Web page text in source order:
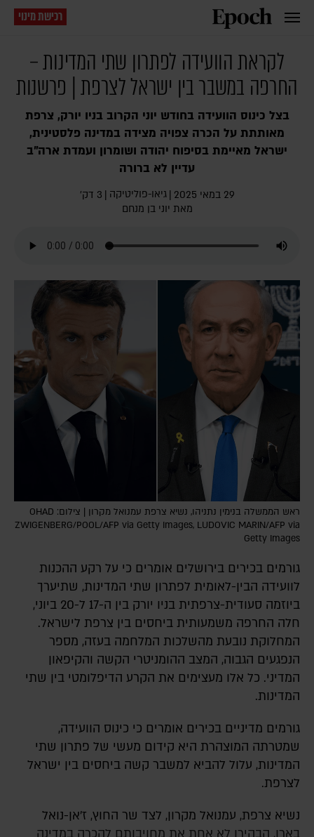
רכישת מינוי
לקראת הוועידה לפתרון שתי המדינות –
החרפה במשבר בין ישראל לצרפת | פרשנות
בצל כינוס הוועידה בחודש יוני הקרוב בניו יורק, צרפת
מאותתת על הכרה צפויה מצידה במדינה פלסטינית,
ישראל מאיימת בסיפוח יהודה ושומרון ועמדת ארה"ב
עדיין לא ברורה
29 במאי 2025 | גיאו-פוליטיקה | 3 דק׳
מאת יוני בן מנחם
ראש הממשלה בנימין נתניהו, נשיא צרפת עמנואל מקרון | צילום: OHAD
ZWIGENBERG/POOL/AFP via Getty Images, LUDOVIC MARIN/AFP via
Getty Images
גורמים בכירים בירושלים אומרים כי על רקע ההכנות
לוועידה הבין-לאומית לפתרון שתי המדינות, שתיערך
ביוזמה סעודית-צרפתית בניו יורק בין ה-17 ל-20 ביוני,
חלה החרפה משמעותית ביחסים בין צרפת לישראל.
המחלוקת נובעת מהשלכות המלחמה בעזה, מספר
הנפגעים הגבוה, המצב ההומניטרי הקשה והקיפאון
המדיני. כל אלו מעצימים את הקרע הדיפלומטי בין שתי
המדינות.
גורמים מדיניים בכירים אומרים כי כינוס הוועידה,
שמטרתה המוצהרת היא קידום מעשי של פתרון שתי
המדינות, עלול להביא למשבר קשה ביחסים בין ישראל
לצרפת.
נשיא צרפת, עמנואל מקרון, לצד שר החוץ, ז'אן-נואל